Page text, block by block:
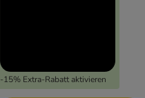
-15% Extra-Rabatt aktivieren